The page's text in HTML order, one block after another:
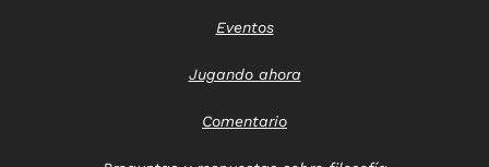
Eventos
Jugando ahora
Comentario